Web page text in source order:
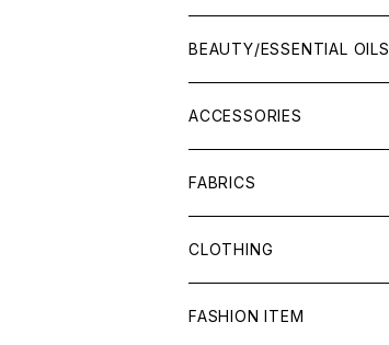
BEAUTY/ESSENTIAL OILS
ACCESSORIES
FABRICS
CLOTHING
FASHION ITEM